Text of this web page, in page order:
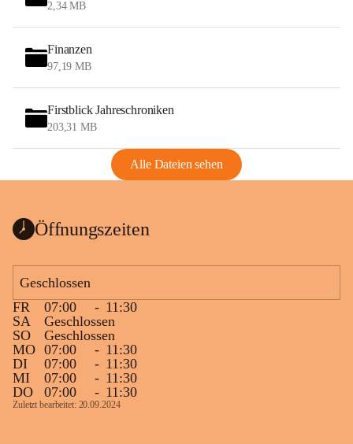
2,34 MB
Finanzen
97,19 MB
Firstblick Jahreschroniken
203,31 MB
Alle Dateien sehen
Öffnungszeiten
Geschlossen
FR
07:00 - 11:30
SA
Geschlossen
SO
Geschlossen
MO 07:00 - 11:30
DI
07:00 - 11:30
MI
07:00 - 11:30
DO
07:00 - 11:30
Zuletzt bearbeitet: 20.09.2024